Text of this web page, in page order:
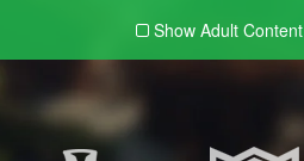
Show Adult Content